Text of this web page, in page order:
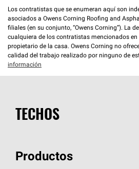
Los contratistas que se enumeran aquí son
asociados a Owens Corning Roofing and
filiales (en su conjunto, “Owens Corning”). La
cualquiera de los contratistas mencionados en
propietario de la casa. Owens Corning no
calidad del trabajo realizado por ninguno de
información
TECHOS
Productos